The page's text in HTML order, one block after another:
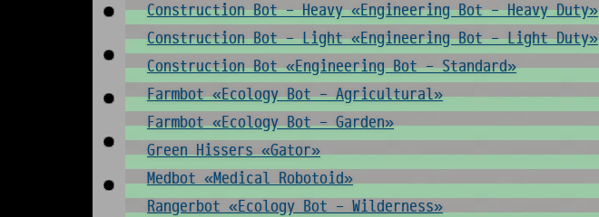
Construction Bot - Heavy «Engineering Bot - Heavy Duty»
Construction Bot - Light «Engineering Bot - Light Duty»
Construction Bot «Engineering Bot - Standard»
Farmbot «Ecology Bot - Agricultural»
Farmbot «Ecology Bot - Garden»
Green Hissers «Gator»
Medbot «Medical Robotoid»
Rangerbot «Ecology Bot - Wilderness»